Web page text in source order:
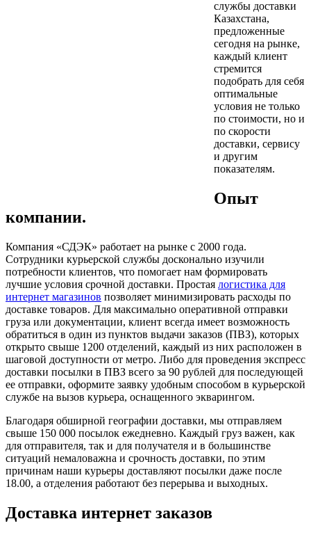
службы доставки
Казахстана,
предложенные
сегодня на рынке,
каждый клиент
стремится
подобрать для себя
оптимальные
условия не только
по стоимости, но и
по скорости
доставки, сервису
и другим
показателям.
Опыт
компании.
Компания «СДЭК» работает на рынке с 2000 года.
Сотрудники курьерской службы досконально изучили
потребности клиентов, что помогает нам формировать
лучшие условия срочной доставки. Простая логистика для
интернет магазинов позволяет минимизировать расходы по
доставке товаров. Для максимально оперативной отправки
груза или документации, клиент всегда имеет возможность
обратиться в один из пунктов выдачи заказов (ПВЗ), которых
открыто свыше 1200 отделений, каждый из них расположен в
шаговой доступности от метро. Либо для проведения экспресс
доставки посылки в ПВЗ всего за 90 рублей для последующей
ее отправки, оформите заявку удобным способом в курьерской
службе на вызов курьера, оснащенного экварингом.
Благодаря обширной географии доставки, мы отправляем
свыше 150 000 посылок ежедневно. Каждый груз важен, как
для отправителя, так и для получателя и в большинстве
ситуаций немаловажна и срочность доставки, по этим
причинам наши курьеры доставляют посылки даже после
18.00, а отделения работают без перерыва и выходных.
Доставка интернет заказов